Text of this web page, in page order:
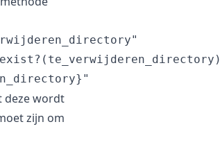
deze wordt
zijn om